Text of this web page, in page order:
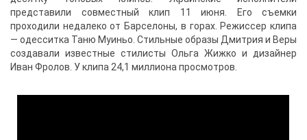
представили совместный клип 11 июня. Его съемки
проходили недалеко от Барселоны, в горах. Режиссер клипа
— одесситка Таню Муиньо. Стильные образы Дмитрия и Веры
создавали известные стилисты Ольга Жижко и дизайнер
Иван Фролов. У клипа 24,1 миллиона просмотров.